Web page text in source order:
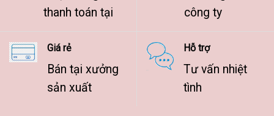
thanh toán tại
công ty
Giá rẻ
Bán tại xưởng
sản xuất
Hỗ trợ
Tư vấn nhiệt
tình